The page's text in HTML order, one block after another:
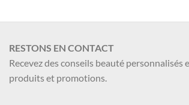
RESTONS EN CONTACT
Recevez des conseils beauté
produits et promotions.